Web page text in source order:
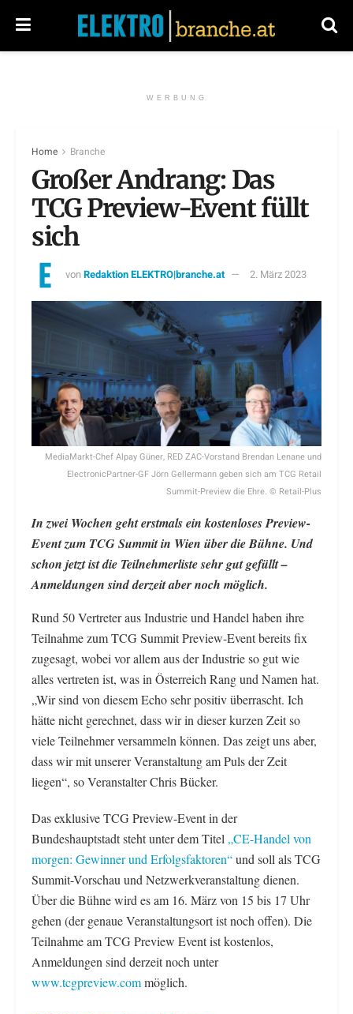
WERBUNG
Home Branche
Großer Andrang: Das
TCG Preview-Event füllt
sich
vonRedaktion ELEKTRO|branche.at 2. März 2023
MediaMarkt-Chef Alpay Güner, RED ZAC-Vorstand Brendan Lenane und
ElectronicPartner-GF Jörn Gellermann geben sich am TCG Retail
Summit-Preview die Ehre. © Retail-Plus
In zwei Wochen geht erstmals ein kostenloses Preview-
Event zum TCG Summit in Wien über die Bühne. Und
schon jetzt ist die Teilnehmerliste sehr gut gefüllt –
Anmeldungen sind derzeit aber noch möglich.
Rund 50 Vertreter aus Industrie und Handel haben ihre
Teilnahme zum TCG Summit Preview-Event bereits fix
zugesagt, wobei vor allem aus der Industrie so gut wie
alles vertreten ist, was in Österreich Rang und Namen hat.
„Wir sind von diesem Echo sehr positiv überrascht. Ich
hätte nicht gerechnet, dass wir in dieser kurzen Zeit so
viele Teilnehmer versammeln können. Das zeigt uns aber,
dass wir mit unserer Veranstaltung am Puls der Zeit
liegen“, so Veranstalter Chris Bücker.
Das exklusive TCG Preview-Event in der
Bundeshauptstadt steht unter dem Titel „CE-Handel von
morgen: Gewinner und Erfolgsfaktoren“und soll als TCG
Summit-Vorschau und Netzwerkveranstaltung dienen.
Über die Bühne wird es am 16. März von 15 bis 17 Uhr
gehen (der genaue Veranstaltungsort ist noch offen). Die
Teilnahme am TCG Preview Event ist kostenlos,
Anmeldungen sind derzeit noch unter
www.tcgpreview.commöglich.